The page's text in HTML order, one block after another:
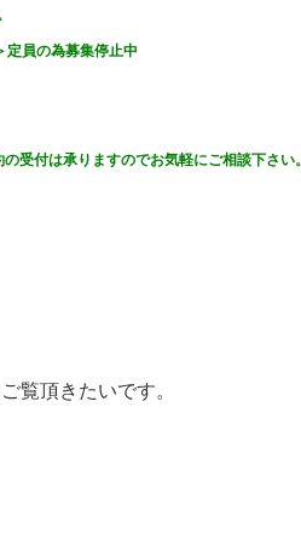
定員の為募集停止中
受付は承りますのでお気軽にご相談下さい。
覧頂きたいです。